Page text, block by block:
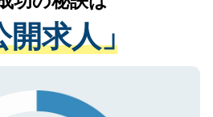
した事業者のみに付与され
ーマークを取得済みです。
関してもご安心ください。
がら、適切なアドバイスを
ます。すぐにご転職をされ
期的なサポートが可能です
登録ください。
開求人」